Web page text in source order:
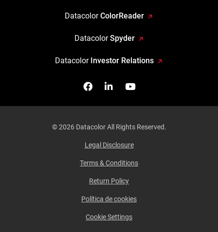
DatacolorColorReader
DatacolorSpyder
Datacolor Investor Relations
FacebookSíganos en Linkedin
Míranos en YouTube
© 2026 Datacolor All Rights Reserved.
Legal Disclosure
Terms & Conditions
Return Policy
Política de cookies
Cookie Settings